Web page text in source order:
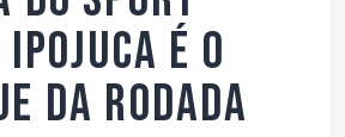
é o
da rodada